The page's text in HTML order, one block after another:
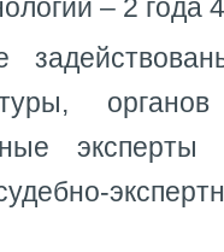
– 2
эксперты